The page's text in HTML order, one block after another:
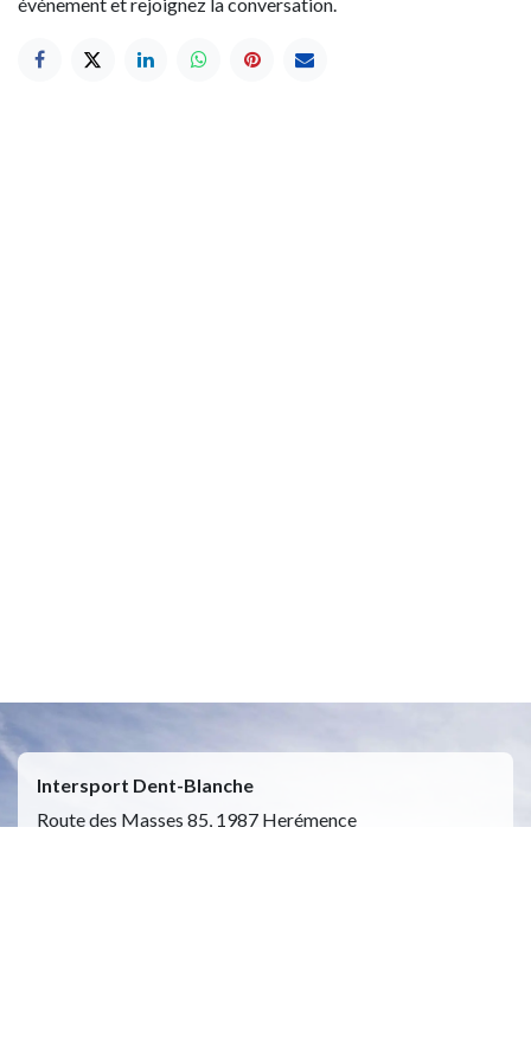
Intersport Dent-Blanche
Route des Masses 85, 1987 Herémence